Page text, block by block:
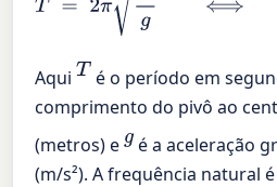
Aqui T é o período em
comprimento do pivô ao
(metros) egé a aceleração
(m/s²). A frequência natural